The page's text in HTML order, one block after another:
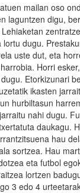
mailan oso
laguntzen digu,
dugu.
uste dut, eta
Horri
Etorkizunari
ikasten
hurbiltasun
nahi dugu.
daukagu.
hau
sortzea. Hau
eta futbol
lortzen
3 edo 4